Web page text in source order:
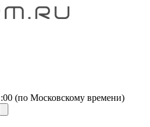
(по Московскому времени)